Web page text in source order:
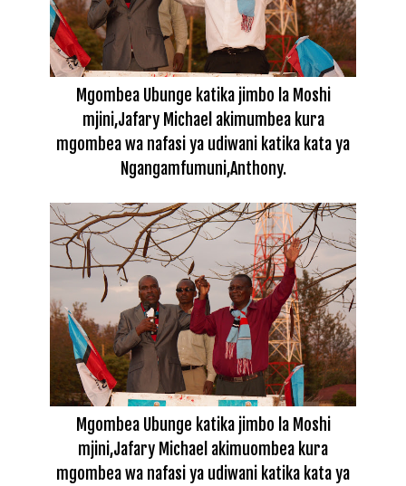
Mgombea Ubunge katika jimbo la Moshi
mjini,Jafary Michael akimumbea kura
mgombea wa nafasi ya udiwani katika kata ya
Ngangamfumuni,Anthony.
Mgombea Ubunge katika jimbo la Moshi
mjini,Jafary Michael akimuombea kura
mgombea wa nafasi ya udiwani katika kata ya